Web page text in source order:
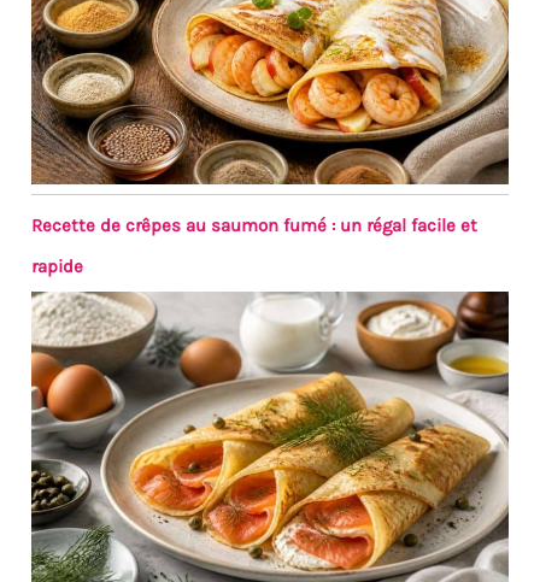
Recette de crêpes au saumon fumé : un régal facile et
rapide